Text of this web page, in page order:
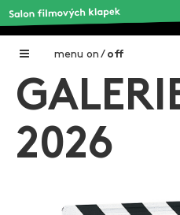
menu on / off
Home
Galerie filmových klapek
2026